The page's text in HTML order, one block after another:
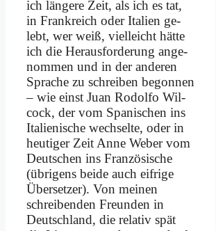
ich län­ge­re Zeit, als ich es tat,
in Frank­reich oder Ita­li­en ge­
lebt, wer weiß, viel­leicht hät­te
ich die Her­aus­for­de­rung an­ge­
nom­men und in der an­de­ren
Spra­che zu schrei­ben be­gon­nen
– wie einst Ju­an Ro­dol­fo Wil­
cock, der vom Spa­ni­schen ins
Ita­lie­ni­sche wech­sel­te, oder in
heu­ti­ger Zeit An­ne We­ber vom
Deut­schen ins Fran­zö­si­sche
(üb­ri­gens bei­de auch eif­ri­ge
Über­set­zer). Von mei­nen
schrei­ben­den Freun­den in
Deutsch­land, die re­la­tiv spät